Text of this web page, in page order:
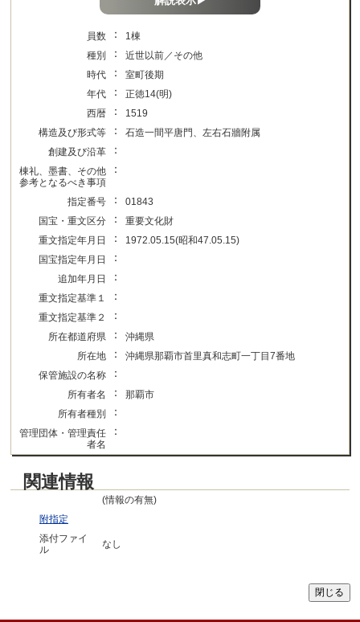
員数 ：
1棟
種別
：
近世以前／その他
時代
：
室町後期
年代
：
正徳14(明)
西暦
：
1519
構造及び形式等
：
石造一間平唐門、左右石牆附属
創建及び沿革
：
棟礼、墨書、その他
参考となるべき事項
：
指定番号 ：
01843
国宝・重文区分
：
重要文化財
重文指定年月日
：
1972.05.15(昭和47.05.15)
国宝指定年月日
：
追加年月日 ：
重文指定基準１ ：
重文指定基準２ ：
所在都道府県 ：
沖縄県
所在地
：
沖縄県那覇市首里真和志町一丁目7番地
保管施設の名称
：
所有者名 ：
那覇市
所有者種別
：
管理団体・管理責任
者名
：
関連情報
(情報の有無)
附指定
添付ファイ
ル
なし